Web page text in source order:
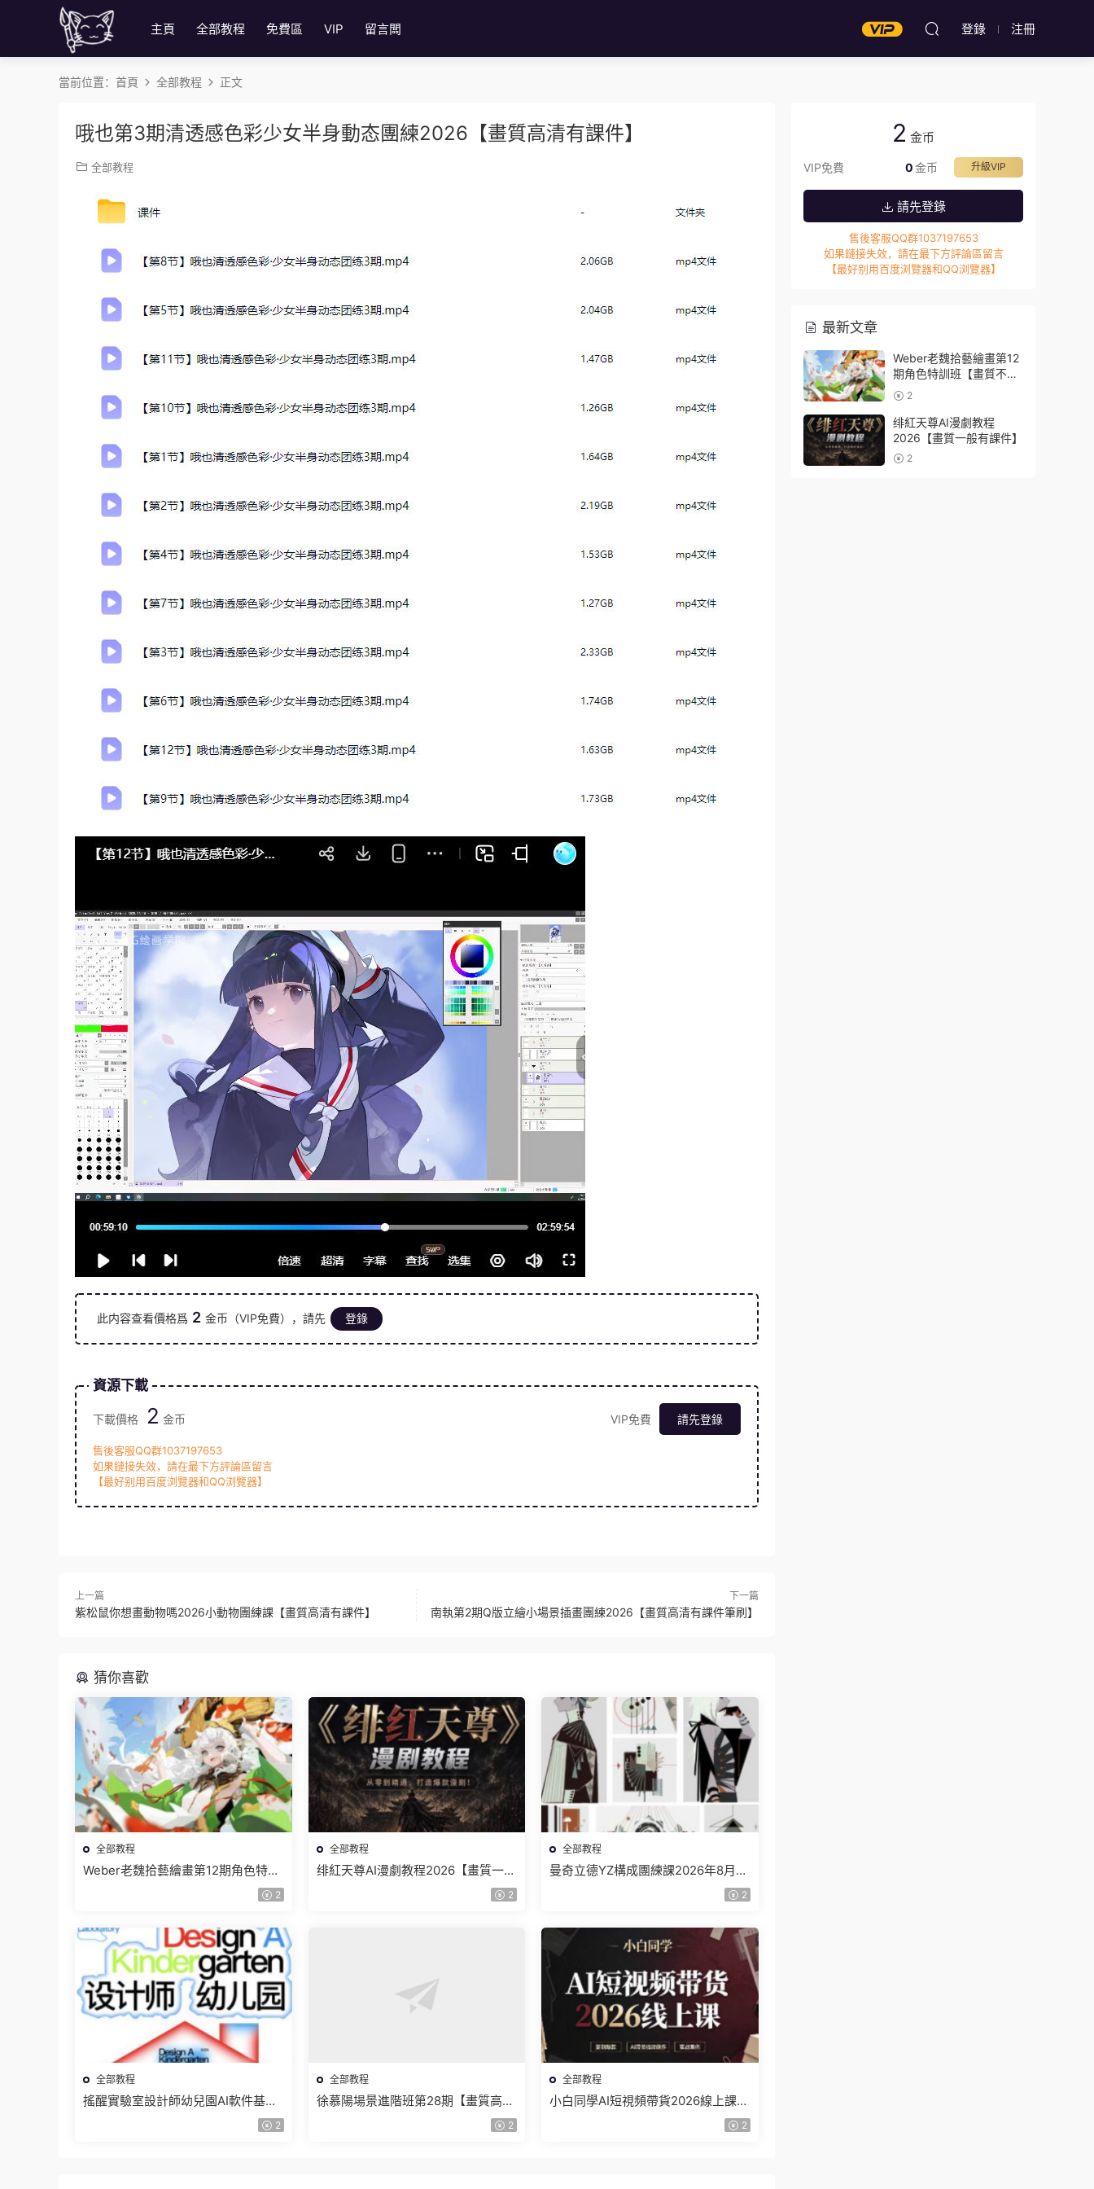
主頁 全部教程 免費區 VIP 留言闆 登錄 注冊
當前位置： 首頁 全部教程 正文
哦也第3期清透感色彩少女半身動态團練2026【畫質高清有課件】
全部教程
此内容查看價格爲 2 金币（VIP免費），請先 登錄
資源下載
下載價格 2 金币 VIP免費 請先登錄
售後客服QQ群1037197653
如果鏈接失效，請在最下方評論區留言
【最好别用百度浏覽器和QQ浏覽器】
上一篇
紫松鼠你想畫動物嗎2026小動物團練課【畫質高清有課件】
下一篇
南執第2期Q版立繪小場景插畫團練2026【畫質高清有課件筆刷】
猜你喜歡
全部教程
Weber老魏拾藝繪畫第12期角色特訓
2
全部教程
绯紅天尊AI漫劇教程2026【畫質一般
2
全部教程
曼奇立德YZ構成團練課2026年8月已
2
全部教程
搖醒實驗室設計師幼兒園AI軟件基礎
2
全部教程
徐慕陽場景進階班第28期【畫質高清
2
全部教程
小白同學AI短視頻帶貨2026線上課
2
2 金币
VIP免費 升級VIP
0金币
請先登錄
售後客服QQ群1037197653
如果鏈接失效，請在最下方評論區留言
【最好别用百度浏覽器和QQ浏覽器】
最新文章
Weber老魏拾藝繪畫第12
期角色特訓班【畫質不錯
隻有視頻】
2
绯紅天尊AI漫劇教程
2026【畫質一般有課件】
2